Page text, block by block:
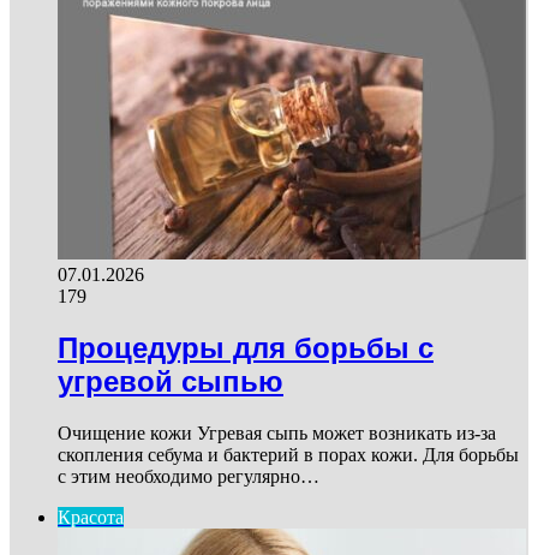
07.01.2026
179
Процедуры для борьбы с
угревой сыпью
Очищение кожи Угревая сыпь может возникать из-за
скопления себума и бактерий в порах кожи. Для борьбы
с этим необходимо регулярно…
Красота